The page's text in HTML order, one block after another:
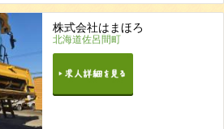
株式会社はまほろ
北海道佐呂間町